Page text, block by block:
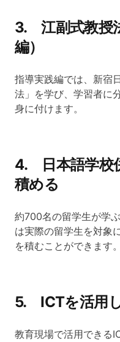
3. 江副式教授
編）
指導実践編では、新宿
法」を学び、学習者に
身に付けます。
4. 日本語学校
積める
約700名の留学生が学
は実際の留学生を対象
を積むことができます。
5. ICTを活用
教育現場で活用できる